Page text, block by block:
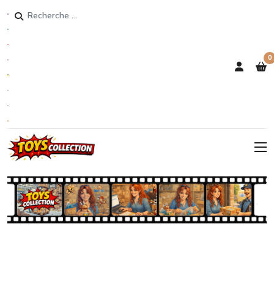
Rechercher
0